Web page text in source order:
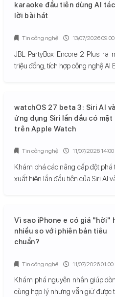
karaoke đầu tiên dùng AI
lời bài hát
JBL PartyBox Encore 2 Plus
triệu đồng, tích hợp công nghệ AI
Tin công nghệ 13/07/2026 09:00
watchOS 27 beta 3: Siri AI và
ứng dụng Siri lần đầu có mặt
trên Apple Watch
Khám phá các nâng cấp đột
xuất hiện lần đầu tiên của Siri AI
Tin công nghệ 11/07/2026 14:00
Vì sao iPhone e có giá "hời"
nhiều so với phiên bản tiêu
chuẩn?
Khám phá nguyên nhân giúp
cùng hợp lý nhưng vẫn giữ
Tin công nghệ 11/07/2026 01:00